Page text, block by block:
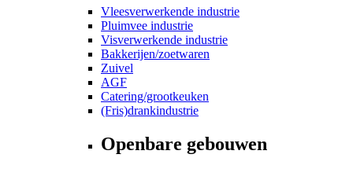
Vleesverwerkende industrie
Pluimvee industrie
Visverwerkende industrie
Bakkerijen/zoetwaren
Zuivel
AGF
Catering/grootkeuken
(Fris)drankindustrie
Openbare gebouwen